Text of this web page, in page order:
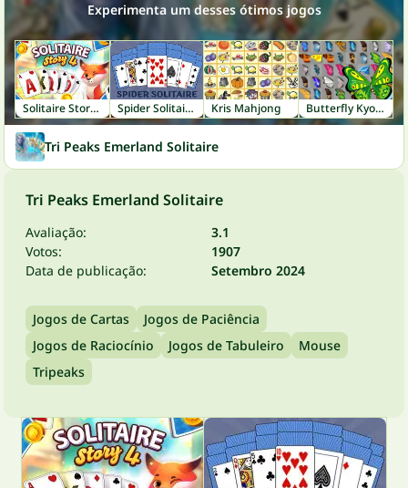
Experimenta um desses ótimos jogos
Solitaire Story Tripeaks 4 Spider Solitaire 2 Kris Mahjong Butterfly Kyodai
Tri Peaks Emerland Solitaire
Tri Peaks Emerland Solitaire
Avaliação:
3.1
Votos:
1907
Data de publicação:
Setembro 2024
Jogos de Cartas
Jogos de Paciência
Jogos de Raciocínio
Jogos de Tabuleiro
Mouse
Tripeaks